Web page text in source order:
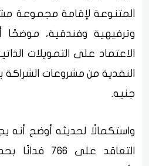
المتنوعة لإقامة مجموعة
وترفيهية وفندقية، موضحًا
الاعتماد على التمويلات
جنيه.
واستكمالًا لحديثه أوضح أنه
التعاقد على